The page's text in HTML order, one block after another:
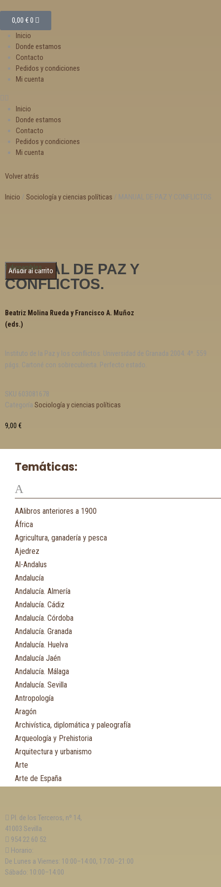
0,00 €0
Inicio
Donde estamos
Contacto
Pedidos y condiciones
Mi cuenta
Inicio
Donde estamos
Contacto
Pedidos y condiciones
Mi cuenta
Temáticas:
A
AAlibros anteriores a 1900
África
Agricultura, ganadería y pesca
Ajedrez
Al-Andalus
Andalucía
Andalucía. Almería
Andalucía. Cádiz
Andalucía. Córdoba
Andalucía. Granada
Andalucía. Huelva
Andalucía Jaén
Andalucía. Málaga
Andalucía. Sevilla
Antropología
Aragón
Archivística, diplomática y paleografía
Arqueología y Prehistoria
Arquitectura y urbanismo
Arte
Arte de España
Asturias
Automovilismo, ciclismo y Motociclismo
Aviación y Aeronáutica
B
Volver atrás
Inicio / Sociología y ciencias políticas / MANUAL DE PAZ Y CONFLICTOS.
MANUAL DE PAZ Y
CONFLICTOS.
Beatriz Molina Rueda y Francisco A. Muñoz
(eds.)
Instituto de la Paz y los conflictos. Universidad de Granada 2004. 4º. 559
págs. Cartoné con sobrecubierta. Perfecto estado.
SKU 603081678
Categoría Sociología y ciencias políticas
9,00 €
1 disponibles
Añadir al carrito
Pl. de los Terceros, nº 14,
41003 Sevilla
954 22 60 52
Horario:
De Lunes a Viernes: 10:00–14:00, 17:00–21:00
Sábado: 10:00–14:00